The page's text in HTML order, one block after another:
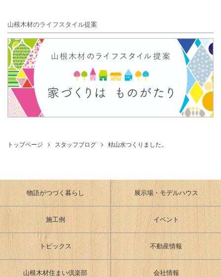
山根木材のライフスタイル提案
トップページ スタッフブログ 枯山水つくりました。
物語がつづく暮らし 展示場・モデルハウス
施工例 イベント
トピックス 不動産情報
山根木材住まい倶楽部 会社情報